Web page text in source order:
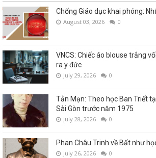
Chống Giáo dục khai phóng:
August 03, 2026 0
VNCS: Chiếc áo blouse trắng
ra y đức
July 29, 2026 0
Tản Mạn: Theo học Ban Triết
Sài Gòn trước năm 1975
July 28, 2026 0
Phan Châu Trinh về Bất như
July 26, 2026 0